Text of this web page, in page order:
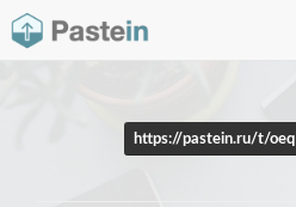
https://pastein.ru/t/oeq